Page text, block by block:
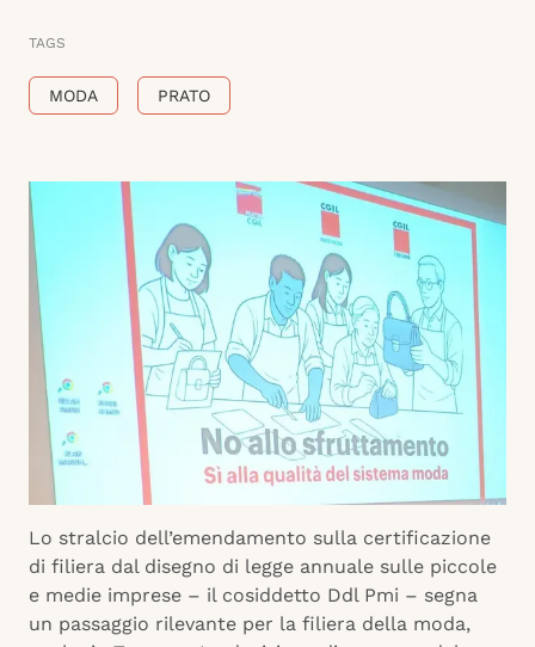
TAGS
MODA PRATO
Lo stralcio dell’emendamento sulla certificazione
di filiera dal disegno di legge annuale sulle piccole
e medie imprese – il cosiddetto Ddl Pmi – segna
un passaggio rilevante per la filiera della moda,